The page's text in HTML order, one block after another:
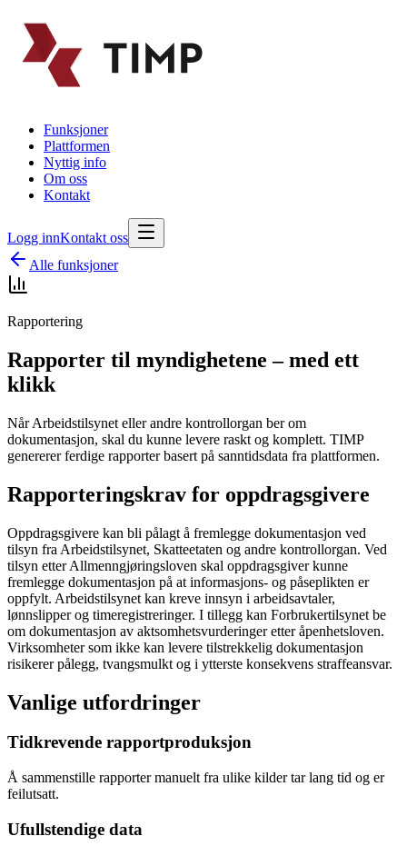
Funksjoner
Plattformen
Nyttig info
Om oss
Kontakt
Logg innKontakt oss
Alle funksjoner
Rapportering
Rapporter til myndighetene – med ett
klikk
Når Arbeidstilsynet eller andre kontrollorgan ber om
dokumentasjon, skal du kunne levere raskt og komplett. TIMP
genererer ferdige rapporter basert på sanntidsdata fra plattformen.
Rapporteringskrav for oppdragsgivere
Oppdragsgivere kan bli pålagt å fremlegge dokumentasjon ved
tilsyn fra Arbeidstilsynet, Skatteetaten og andre kontrollorgan. Ved
tilsyn etter Allmenngjøringsloven skal oppdragsgiver kunne
fremlegge dokumentasjon på at informasjons- og påseplikten er
oppfylt. Arbeidstilsynet kan kreve innsyn i arbeidsavtaler,
lønnslipper og timeregistreringer. I tillegg kan Forbrukertilsynet be
om dokumentasjon av aktsomhetsvurderinger etter åpenhetsloven.
Virksomheter som ikke kan levere tilstrekkelig dokumentasjon
risikerer pålegg, tvangsmulkt og i ytterste konsekvens straffeansvar.
Vanlige utfordringer
Tidkrevende rapportproduksjon
Å sammenstille rapporter manuelt fra ulike kilder tar lang tid og er
feilutsatt.
Ufullstendige data